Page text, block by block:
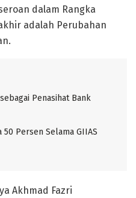
dalam Rangka
adalah Perubahan
Penasihat Bank
50 Persen Selama GIIAS
Akhmad Fazri